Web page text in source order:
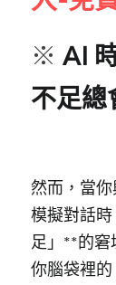
※ AI
不足總
然而，當
模擬對話
足」**的窘
你腦袋裡的